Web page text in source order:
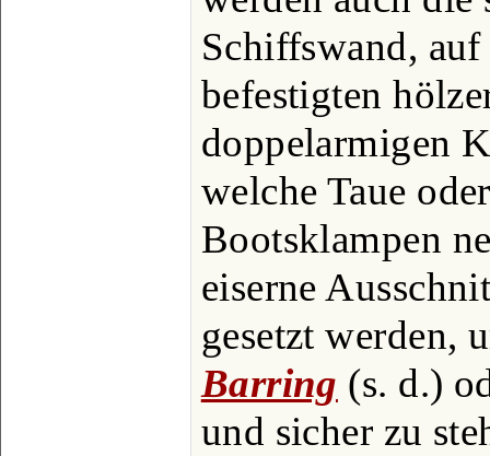
Schiffswand,
befestigten
doppelarmigen
welche Taue
Bootsklampen
eiserne
gesetzt werden,
Barring (s. d.)
und sicher zu